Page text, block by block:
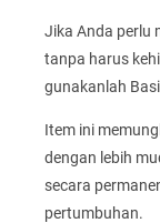
Jika Anda perlu
tanpa harus
gunakanlah
Item ini
dengan lebih
secara
pertumbuhan.